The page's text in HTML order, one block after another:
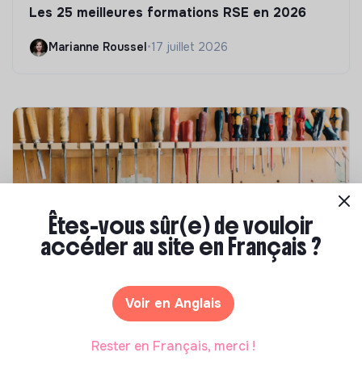
Les 25 meilleures formations RSE en 2026
Marianne Roussel •17 juillet 2026
Comment se former à la transition écologique
09 janvier 2024
Êtes-vous sûr(e) de vouloir
accéder au site en Français ?
Voir en Anglais
Rester en Français, merci !